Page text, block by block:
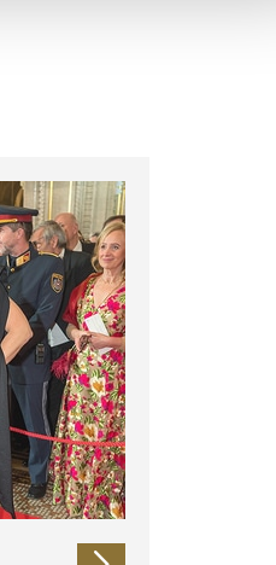
führen diese Informationen
sie im Rahmen Ihrer Nutzung